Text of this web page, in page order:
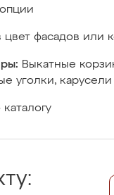
цвет фасадов или
Выкатные
уголки, карусели
каталогу